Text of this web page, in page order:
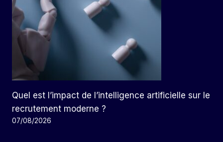
Quel est l’impact de l’intelligence artificielle sur le
recrutement moderne ?
07/08/2026